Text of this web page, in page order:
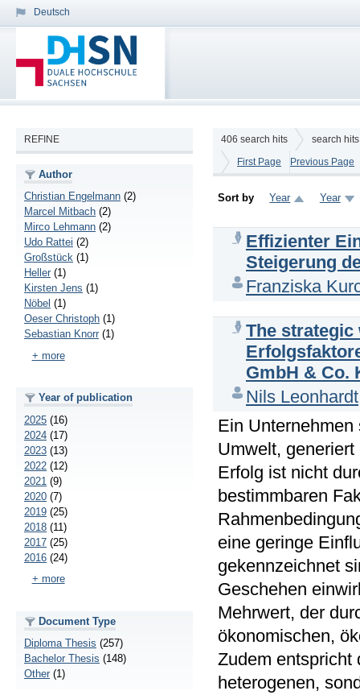
Deutsch
REFINE
Author
Christian Engelmann (2)
Marcel Mitbach (2)
Mirco Lehmann (2)
Udo Rattei (2)
Großstück (1)
Heller (1)
Kirsten Jens (1)
Nöbel (1)
Oeser Christoph (1)
Sebastian Knorr (1)
+ more
Year of publication
2025 (16)
2024 (17)
2023 (13)
2022 (12)
2021 (9)
2020 (7)
2019 (25)
2018 (11)
2017 (25)
2016 (24)
+ more
Document Type
Diploma Thesis (257)
Bachelor Thesis (148)
Other (1)
406 search hits
search
First Page
Previous Page
Sort by Year Year
Effizienter
Steigerung
Franziska
The strategic
GmbH & Co.
Nils Leonhardt
Ein
Umwelt,
Erfolg ist nicht
bestimmbaren
eine geringe
gekennzeichnet
Geschehen
Mehrwert, der
ökonomischen,
Zudem entspricht
heterogenen,